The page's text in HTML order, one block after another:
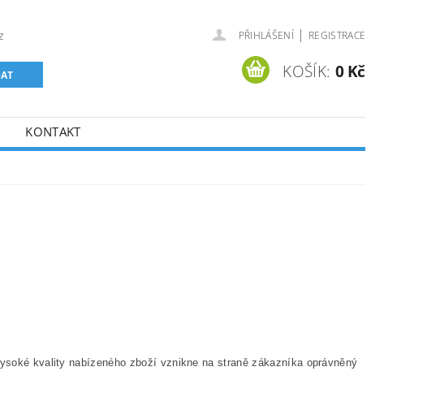
PŘIHLÁŠENÍ | REGISTRACE
KOŠÍK: 0 Kč
KONTAKT
kvality nabízeného zboží vznikne na straně zákazníka oprávněný